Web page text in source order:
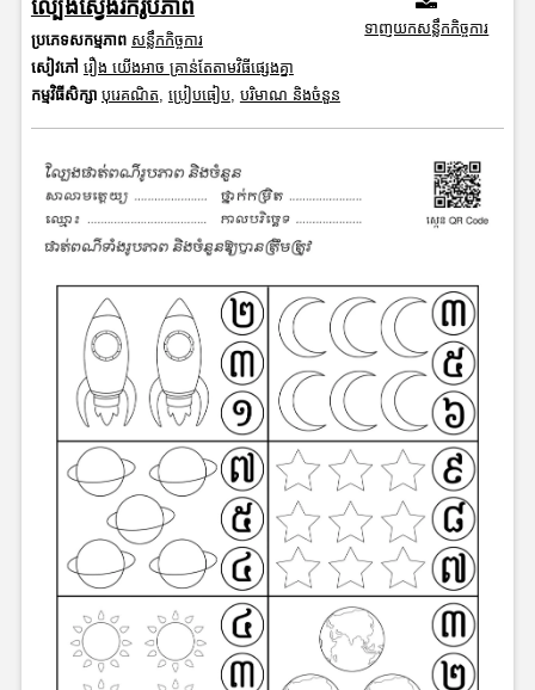
ល្បែងស្វែងរករូបភាព
ប្រភេទសកម្មភាព សន្លឹកកិច្ចការ
សៀវភៅ រឿង យើងអាច គ្រាន់តែតាមវិធីផ្សេងគ្នា
កម្មវិធីសិក្សា បុរេគណិត, ប្រៀបធៀប, បរិមាណ និងចំនួន
ទាញយកសន្លឹកកិច្ចការ